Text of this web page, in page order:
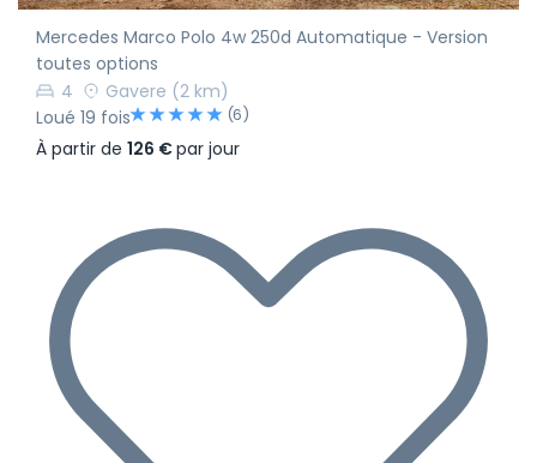
Mercedes Marco Polo 4w 250d Automatique - Version
toutes options
4
Gavere (2 km)
Loué 19 fois
(6)
À partir de 126 €par jour